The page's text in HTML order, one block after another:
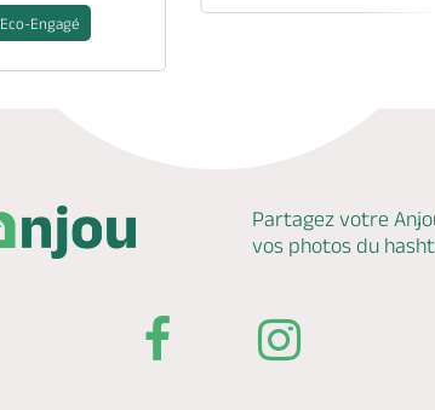
Eco-Engagé
Partagez votre
vos photos du